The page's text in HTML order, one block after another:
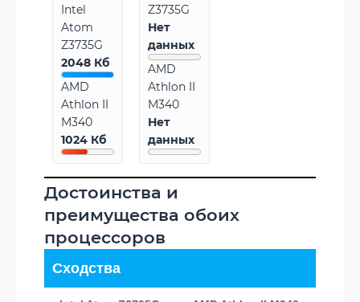
Intel
Atom
Z3735G
2048 Кб
AMD
Athlon II
M340
1024 Кб
Z3735G
Нет
данных
AMD
Athlon II
M340
Нет
данных
Достоинства и
преимущества обоих
процессоров
Сходства